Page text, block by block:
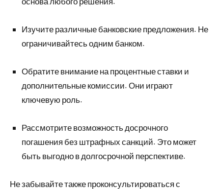
Изучите различные банковские предложения. Не
ограничивайтесь одним банком.
Обратите внимание на процентные ставки и
дополнительные комиссии. Они играют
ключевую роль.
Рассмотрите возможность досрочного
погашения без штрафных санкций. Это может
быть выгодно в долгосрочной перспективе.
Не забывайте также проконсультироваться с